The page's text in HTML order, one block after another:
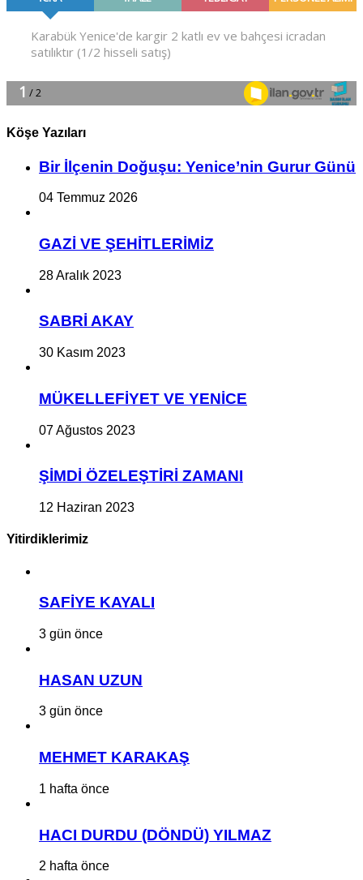
Köşe Yazıları
Bir İlçe­nin Do­ğu­şu: Ye­ni­ce’nin Gurur Günü
04 Temmuz 2026
GAZİ VE ŞEHİTLERİMİZ
28 Aralık 2023
SABRİ AKAY
30 Kasım 2023
MÜKELLEFİYET VE YENİCE
07 Ağustos 2023
ŞİMDİ ÖZELEŞTİRİ ZAMANI
12 Haziran 2023
Yitirdiklerimiz
SAFİYE KAYALI
3 gün önce
HASAN UZUN
3 gün önce
MEHMET KARAKAŞ
1 hafta önce
HACI DURDU (DÖNDÜ) YILMAZ
2 hafta önce